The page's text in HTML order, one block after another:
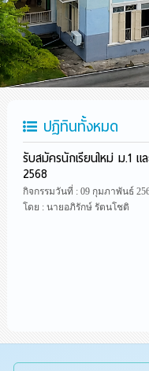
ปฏิทินทั้งหมด
รับสมัครนักเรียนใหม่ ม.1
2568
กิจกรรมวันที่ : 09 กุมภาพันธ์
โดย : นายอภิรักษ์ รัตนโชติ